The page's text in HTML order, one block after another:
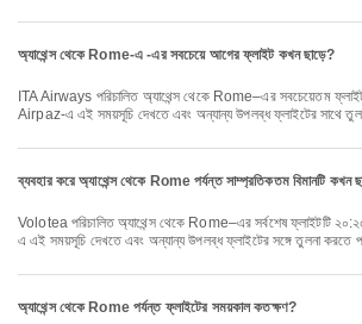
অ্যাথেন্স থেকে Rome-এ -এর সবচেয়ে আগের ফ্লাইট কখন ছাড়ে?
ITA Airways পরিচালিত অ্যাথেন্স থেকে Rome–এর সবচেয়েতম ফ্লাইটটি ০৬:০৫ সময়ে ছাড়ে। আপনি
Airpaz-এ এই সময়সূচি দেখতে এবং অন্যান্য উপলব্ধ ফ্লাইটের সাথে
ব্যবহার করে অ্যাথেন্স থেকে Rome পর্যন্ত সাম্প্রতিকতম বিমানটি কখন
Volotea পরিচালিত অ্যাথেন্স থেকে Rome–এর সর্বশেষ ফ্লাইটটি ২০:২৫ সময়ে ছাড়ে। আপনি Airpaz-
এ এই সময়সূচি দেখতে এবং অন্যান্য উপলব্ধ ফ্লাইটের সঙ্গে তুলনা করতে
অ্যাথেন্স থেকে Rome পর্যন্ত ফ্লাইটের সময়কাল কতক্ষণ?